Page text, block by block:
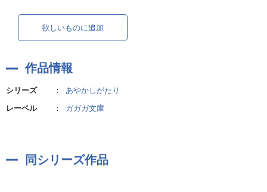
欲しいものに追加
作品情報
シリーズ ：
あやかしがたり
レーベル
： ガガガ文庫
同シリーズ作品